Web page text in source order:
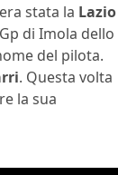
stata la Lazio
di Imola dello
del pilota.
. Questa volta
la sua